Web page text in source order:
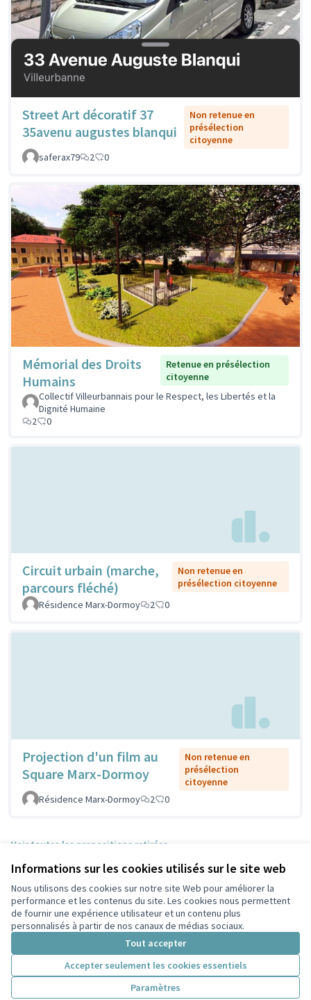
Informations sur les cookies utilisés sur le site web
Nous utilisons des cookies sur notre site Web pour améliorer la
performance et les contenus du site. Les cookies nous permettent
de fournir une expérience utilisateur et un contenu plus
personnalisés à partir de nos canaux de médias sociaux.
Tout accepter
Accepter seulement les cookies essentiels
Paramètres
Street Art décoratif 37
35avenu augustes blanqui
Non retenue en
présélection
citoyenne
saferax79
2 0
Mémorial des Droits
Humains
Retenue en présélection
citoyenne
Collectif Villeurbannais pour le Respect, les Libertés et la
Dignité Humaine
2
0
Circuit urbain (marche,
parcours fléché)
Non retenue en
présélection citoyenne
Résidence Marx-Dormoy
2 0
Projection d'un film au
Square Marx-Dormoy
Non retenue en
présélection
citoyenne
Résidence Marx-Dormoy
2 0
Voir toutes les propositions retirées
Conditions d'utilisation
Paramètres des cookies
Participez Villeurbanne sur X
(Lien externe)
Participez Villeurbanne sur Facebook
Participez Villeurbanne sur Instagram
Participez Villeurbanne sur YouTube
(Lien externe)
Site réalisé grâce aulogiciel libre Decidim .
Licence
(Lien